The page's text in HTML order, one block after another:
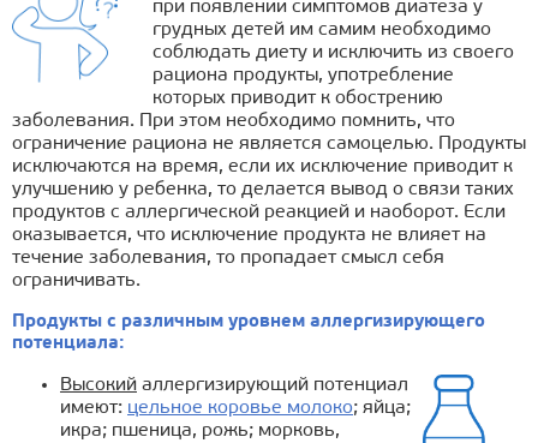
при появлении симптомов диатеза у
грудных детей им самим необходимо
соблюдать диету и исключить из своего
рациона продукты, употребление
которых приводит к обострению
заболевания. При этом необходимо помнить, что
ограничение рациона не является самоцелью. Продукты
исключаются на время, если их исключение приводит к
улучшению у ребенка, то делается вывод о связи таких
продуктов с аллергической реакцией и наоборот. Если
оказывается, что исключение продукта не влияет на
течение заболевания, то пропадает смысл себя
ограничивать.
Продукты с различным уровнем аллергизирующего
потенциала:
Высокий аллергизирующий потенциал
имеют: цельное коровье молоко; яйца;
икра; пшеница, рожь; морковь,